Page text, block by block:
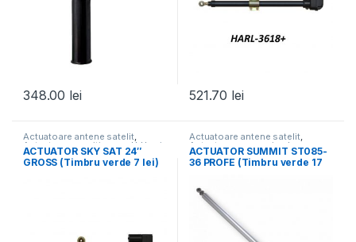
348.00 lei 521.70 lei
Actuatoare antene satelit,
Actuatoare, pozitionere, H-H-uri
Toate Produsele
ACTUATOR SKY SAT 24″
GROSS (Timbru verde 7 lei)
Actuatoare antene satelit,
Actuatoare panouri solare,
Actuatoare, pozitionere, H-H-uri
Sisteme Fotovoltaice - Solare,
ACTUATOR SUMMIT ST085-
36 PROFE (Timbru verde 17